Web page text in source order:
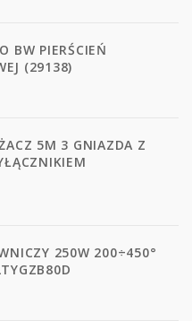
BW PIERŚCIEŃ
(29138)
5M 3 GNIAZDA Z
250W 200÷450°